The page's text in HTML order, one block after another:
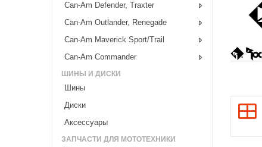
Can-Am Defender, Traxter
Can-Am Outlander, Renegade
Can-Am Maverick Sport/Trail
Can-Am Commander
ШИНЫ И ДИСКИ
Шины
Диски
Аксессуары
ЗАПЧАСТИ ДЛЯ МОТОТЕХНИКИ